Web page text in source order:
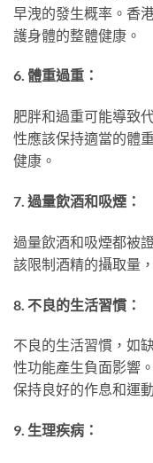
早洩的發生概率。香
護身體的整體健康。
6. 體重過重：
肥胖和過重可能導致
性應該保持適當的體
健康。
7. 過量飲酒和吸煙：
過量飲酒和吸煙都被
該限制酒精的攝取量
8. 不良的生活習慣：
不良的生活習慣，如
性功能產生負面影響
保持良好的作息和運
9. 生理疾病：